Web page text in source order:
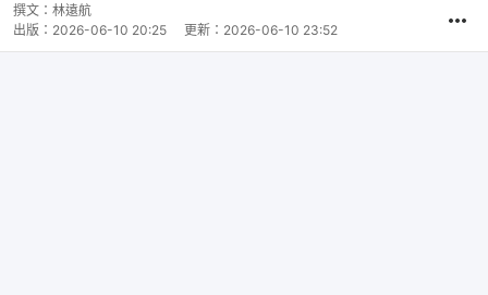
撰文： 林遠航
出版： 2026-06-10 20:25 更新： 2026-06-10 23:52